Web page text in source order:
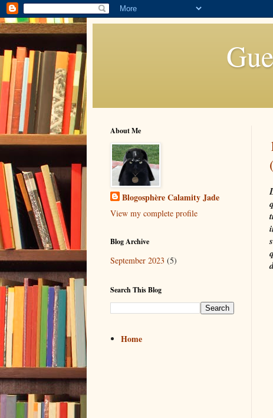
About Me
Blogosphère Calamity Jade
View my complete profile
Blog Archive
September 2023 (5)
Search This Blog
Home